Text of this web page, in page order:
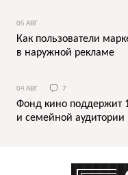
05 АВГ
Как пользователи
в наружной рекламе
04 АВГ 7
Фонд кино поддержит
и семейной аудитории